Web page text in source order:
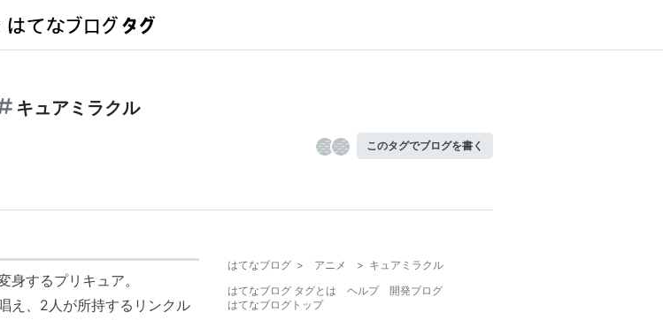
キュアミラクル
このタグでブログを書く
身するプリキュア。
え、2人が所持する リンクル
はてなブログ > アニメ > キュアミラクル
はてなブログ タグとは
ヘルプ
開発ブログ
はてなブログトップ